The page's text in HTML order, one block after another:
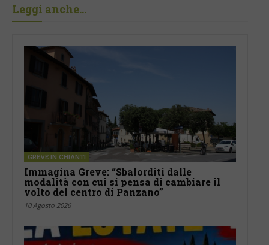
Leggi anche...
GREVE IN CHIANTI
Immagina Greve: “Sbalorditi dalle
modalità con cui si pensa di cambiare il
volto del centro di Panzano”
10 Agosto 2026